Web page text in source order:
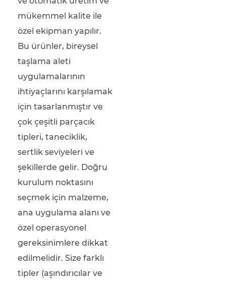
mükemmel kalite ile
özel ekipman yapılır.
Bu ürünler, bireysel
taşlama aleti
uygulamalarının
ihtiyaçlarını karşılamak
için tasarlanmıştır ve
çok çeşitli parçacık
tipleri, taneciklik,
sertlik seviyeleri ve
şekillerde gelir. Doğru
kurulum noktasını
seçmek için malzeme,
ana uygulama alanı ve
özel operasyonel
gereksinimlere dikkat
edilmelidir. Size farklı
tipler (aşındırıcılar ve